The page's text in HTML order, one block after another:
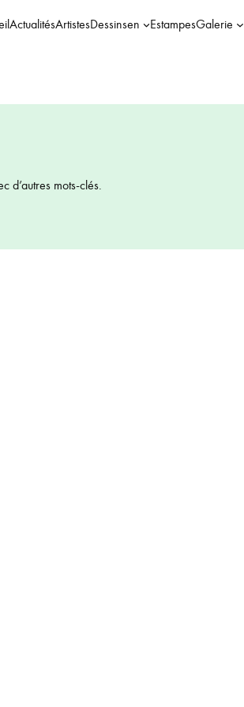
ActualitésArtistesDessinsen EstampesGalerie
d’autres mots-clés.